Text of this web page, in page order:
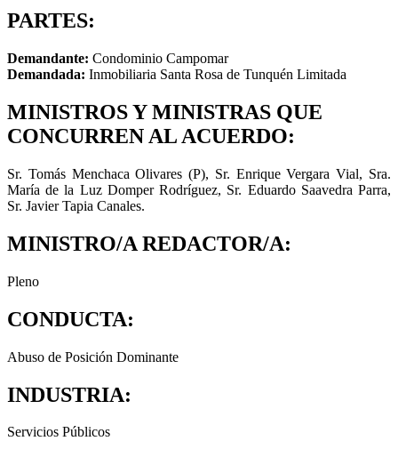
PARTES:
Demandante: Condominio Campomar
Demandada: Inmobiliaria Santa Rosa de Tunquén Limitada
MINISTROS Y MINISTRAS QUE
CONCURREN AL ACUERDO:
Sr. Tomás Menchaca Olivares (P), Sr. Enrique Vergara Vial, Sra.
María de la Luz Domper Rodríguez, Sr. Eduardo Saavedra Parra,
Sr. Javier Tapia Canales.
MINISTRO/A REDACTOR/A:
Pleno
CONDUCTA:
Abuso de Posición Dominante
INDUSTRIA:
Servicios Públicos